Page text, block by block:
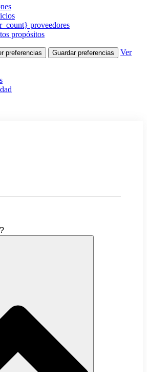
proveedores
propósitos
preferencias Guardar preferencias
Ver